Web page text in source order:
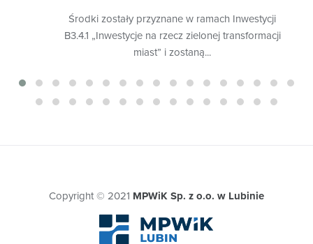
Środki zostały przyznane w ramach Inwestycji
B3.4.1 „Inwestycje na rzecz zielonej transformacji
miast” i zostaną...
Copyright © 2021 MPWiK Sp. z o.o. w Lubinie